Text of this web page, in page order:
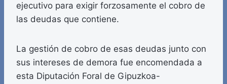
ejecutivo para exigir forzosamente el cobro de
las deudas que contiene.
La gestión de cobro de esas deudas junto con
sus intereses de demora fue encomendada a
esta Diputación Foral de Gipuzkoa-